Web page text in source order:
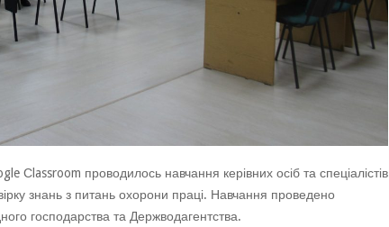
Сlassroom проводилось навчання керівних осіб та спеціалістів
знань з питань охорони праці. Навчання проведено
господарства та Держводагентства.